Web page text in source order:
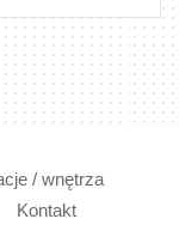
/ wnętrza
Kontakt